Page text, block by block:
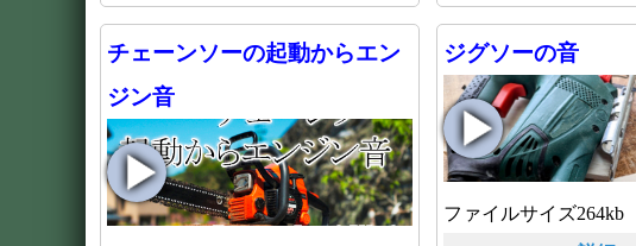
チェーンソーの起動からエン
ジン音
ジグソーの音
ファイルサイズ264kb